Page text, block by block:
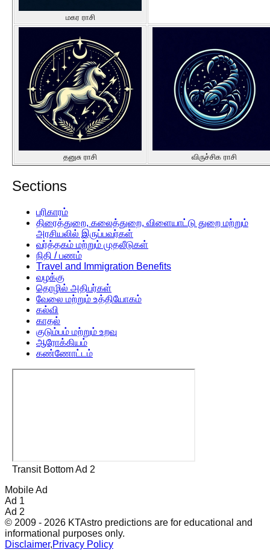
மகர ராசி
தனுசு ராசி விருச்சிக ராசி
Sections
பரிகாரம்
திரைத்துறை, கலைத்துறை, விளையாட்டு துறை மற்றும்
அரசியலில் இருப்பவர்கள்
வர்த்தகம் மற்றும் முதலீடுகள்
நிதி / பணம்
Travel and Immigration Benefits
வழக்கு
தொழில் அதிபர்கள்
வேலை மற்றும் உத்தியோகம்
கல்வி
காதல்
குடும்பம் மற்றும் உறவு
ஆரோக்கியம்
கண்ணோட்டம்
Transit Bottom Ad 2
Mobile Ad
Ad 1
Ad 2
© 2009 - 2026 KTAstro predictions are for educational and
informational purposes only.
Disclaimer,Privacy Policy